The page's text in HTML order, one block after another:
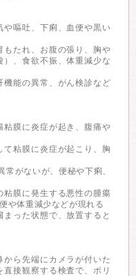
や嘔吐、下痢、血便や黒い
もたれ、お腹の張り、胸や
、食欲不振、体重減少な
機能の異常、がん検診など
粘膜に炎症が起き、腹痛や
て粘膜に炎症が起こり、胸
常がないが、便秘や下痢、
粘膜に発生する悪性の腫瘍
や体重減少などが現れる
った状態で、放置すると
から先端にカメラが付いた
接観察する検査で、ポリ